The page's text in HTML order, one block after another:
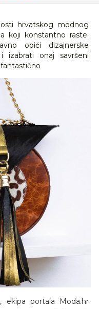
hrvatskog modnog
koji konstantno raste.
obići dizajnerske
izabrati onaj savršeni
portala Moda.hr